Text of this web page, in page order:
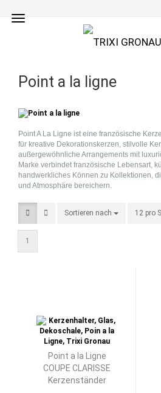
Point a la ligne
Point A La Ligne ist eine französische
für kreative Dekorationskerzen, stilvolle
außergewöhnliche Arrangements mit
Marke verbindet französische Lebensart,
handwerkliches Können zu Kollektionen,
und Atmosphäre bereichern.
Sortieren nach
Sortieren nach 12 pro
pro
1
Point a la Ligne
COUPE CLARISSE
Kerzenständer